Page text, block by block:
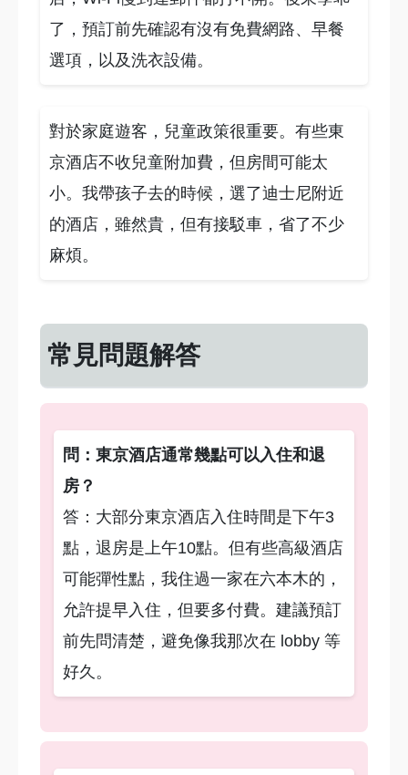
了，預訂前先確認有沒有免費網路、早餐
選項，以及洗衣設備。
對於家庭遊客，兒童政策很重要。有些東
京酒店不收兒童附加費，但房間可能太
小。我帶孩子去的時候，選了迪士尼附近
的酒店，雖然貴，但有接駁車，省了不少
麻煩。
常見問題解答
問：東京酒店通常幾點可以入住和退
房？
答：大部分東京酒店入住時間是下午3
點，退房是上午10點。但有些高級酒店
可能彈性點，我住過一家在六本木的，
允許提早入住，但要多付費。建議預訂
前先問清楚，避免像我那次在 lobby 等
好久。